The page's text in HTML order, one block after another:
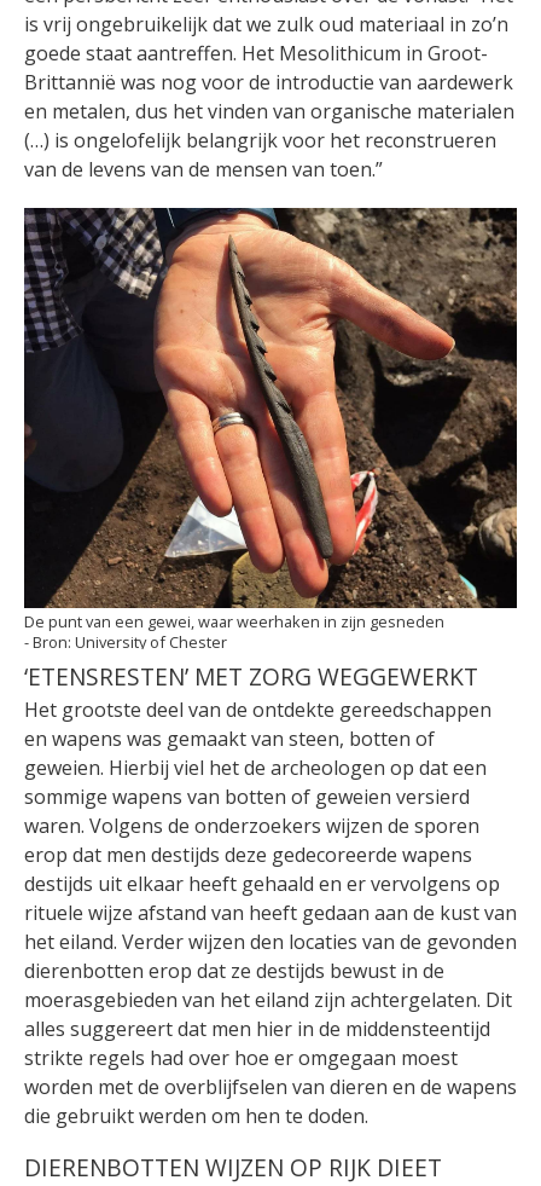
is vrij ongebruikelijk dat we zulk oud materiaal in zo’n
goede staat aantreffen. Het Mesolithicum in Groot-
Brittannië was nog voor de introductie van aardewerk
en metalen, dus het vinden van organische materialen
(…) is ongelofelijk belangrijk voor het reconstrueren
van de levens van de mensen van toen.”
De punt van een gewei, waar weerhaken in zijn gesneden
University of Chester
‘ETENSRESTEN’ MET ZORG WEGGEWERKT
Het grootste deel van de ontdekte gereedschappen
en wapens was gemaakt van steen, botten of
geweien. Hierbij viel het de archeologen op dat een
sommige wapens van botten of geweien versierd
waren. Volgens de onderzoekers wijzen de sporen
erop dat men destijds deze gedecoreerde wapens
destijds uit elkaar heeft gehaald en er vervolgens op
rituele wijze afstand van heeft gedaan aan de kust van
het eiland. Verder wijzen den locaties van de gevonden
dierenbotten erop dat ze destijds bewust in de
moerasgebieden van het eiland zijn achtergelaten. Dit
alles suggereert dat men hier in de middensteentijd
strikte regels had over hoe er omgegaan moest
worden met de overblijfselen van dieren en de wapens
die gebruikt werden om hen te doden.
DIERENBOTTEN WIJZEN OP RIJK DIEET